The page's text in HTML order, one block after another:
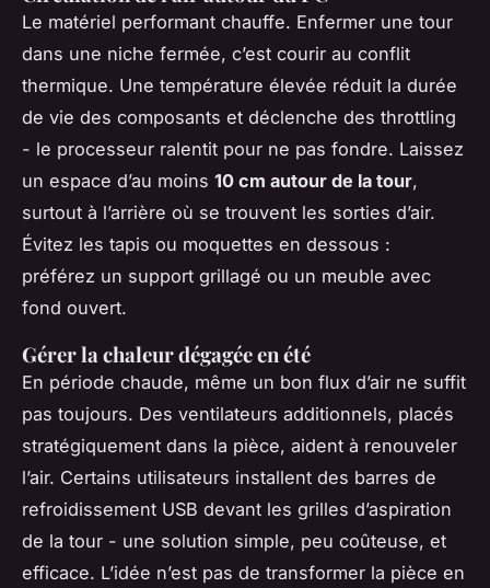
Le matériel performant chauffe. Enfermer une tour
dans une niche fermée, c’est courir au conflit
thermique. Une température élevée réduit la durée
de vie des composants et déclenche des throttling
- le processeur ralentit pour ne pas fondre. Laissez
un espace d’au moins 10 cm autour de la tour,
surtout à l’arrière où se trouvent les sorties d’air.
Évitez les tapis ou moquettes en dessous :
préférez un support grillagé ou un meuble avec
fond ouvert.
Gérer la chaleur dégagée en été
En période chaude, même un bon flux d’air ne suffit
pas toujours. Des ventilateurs additionnels, placés
stratégiquement dans la pièce, aident à renouveler
l’air. Certains utilisateurs installent des barres de
refroidissement USB devant les grilles d’aspiration
de la tour - une solution simple, peu coûteuse, et
efficace. L’idée n’est pas de transformer la pièce en